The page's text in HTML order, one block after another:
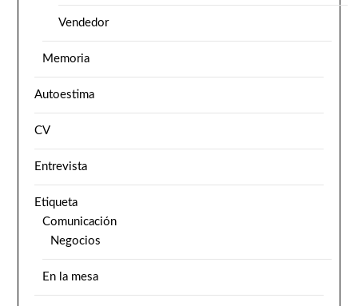
Vendedor
Memoria
Autoestima
CV
Entrevista
Etiqueta
Comunicación
Negocios
En la mesa